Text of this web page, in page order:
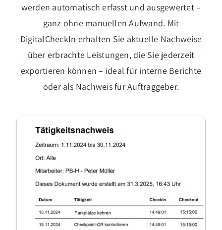
werden automatisch erfasst und ausgewertet –
ganz ohne manuellen Aufwand. Mit
DigitalCheckIn erhalten Sie aktuelle Nachweise
über erbrachte Leistungen, die Sie jederzeit
exportieren können – ideal für interne Berichte
oder als Nachweis für Auftraggeber.